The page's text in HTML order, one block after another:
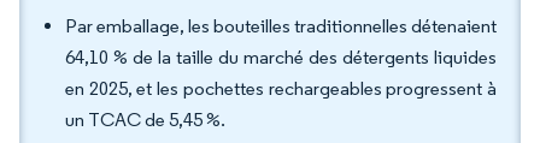
Par emballage, les bouteilles traditionnelles détenaient
64,10 % de la taille du marché des détergents liquides
en 2025, et les pochettes rechargeables progressent à
un TCAC de 5,45 %.